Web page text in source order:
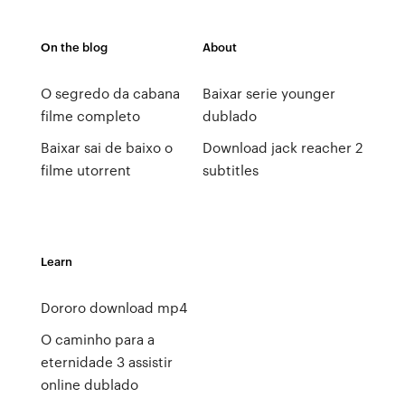
On the blog
O segredo da cabana
filme completo
Baixar sai de baixo o
filme utorrent
About
Baixar serie younger
dublado
Download jack reacher 2
subtitles
Learn
Dororo download mp4
O caminho para a
eternidade 3 assistir
online dublado